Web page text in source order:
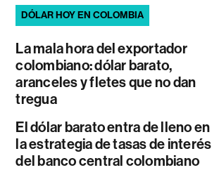
DÓLAR HOY EN COLOMBIA
La mala hora del exportador
colombiano: dólar barato,
aranceles y fletes que no dan
tregua
El dólar barato entra de lleno en
la estrategia de tasas de interés
del banco central colombiano